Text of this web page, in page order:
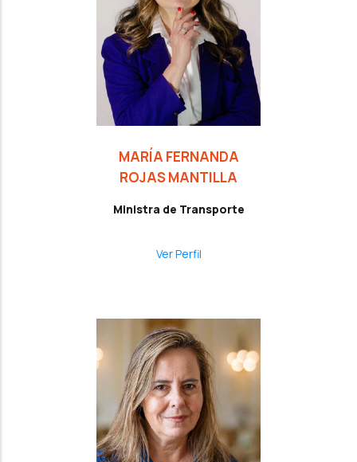
MARÍA FERNANDA
ROJAS MANTILLA
Ministra de Transporte
Ver Perfil